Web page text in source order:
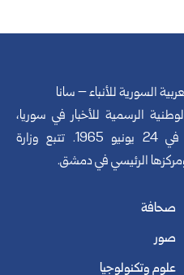
السورية للأنباء – سانا
الرسمية للأخبار في سوريا،
تأسست في 24 يونيو 1965. تتبع وزارة
ومركزها الرئيسي في دمشق.
صحافة
صور
علوم وتكنولوجيا